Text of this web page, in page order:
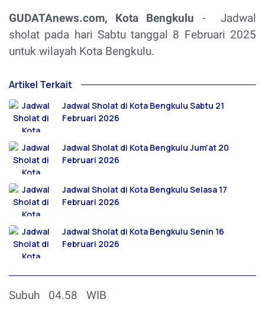
GUDATAnews.com, Kota Bengkulu -
Jadwal
sholat pada hari Sabtu tanggal 8 Februari 2025
untuk wilayah Kota Bengkulu.
Artikel Terkait
Jadwal Sholat di Kota Bengkulu Sabtu 21
Februari 2026
Jadwal Sholat di Kota Bengkulu Jum'at 20
Februari 2026
Jadwal Sholat di Kota Bengkulu Selasa 17
Februari 2026
Jadwal Sholat di Kota Bengkulu Senin 16
Februari 2026
Subuh 04.58 WIB